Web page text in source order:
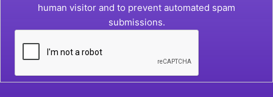
human visitor and to prevent automated spam
submissions.